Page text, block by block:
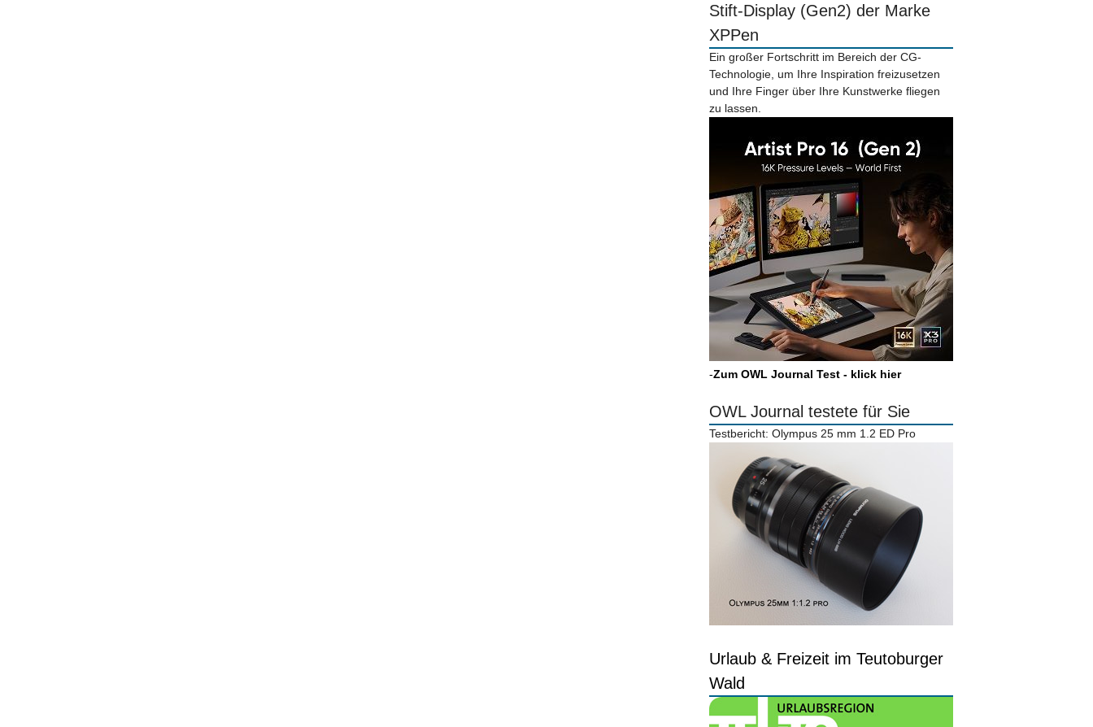
Stift-Display (Gen2) der Marke
XPPen
Ein großer Fortschritt im Bereich der CG-
Technologie, um Ihre Inspiration freizusetzen
und Ihre Finger über Ihre Kunstwerke fliegen
zu lassen.
-Zum OWL Journal Test - klick hier
OWL Journal testete für Sie
Testbericht: Olympus 25 mm 1.2 ED Pro
Urlaub & Freizeit im Teutoburger
Wald